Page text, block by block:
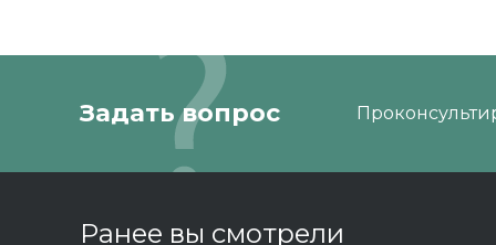
Задать вопрос
Ранее вы смотрели